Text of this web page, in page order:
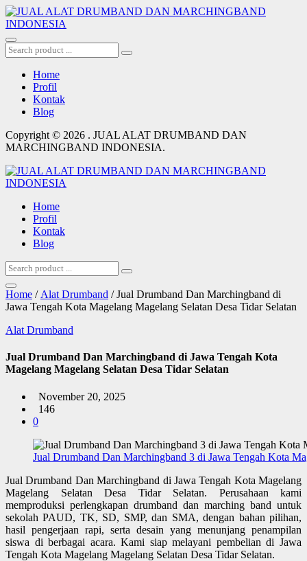
Home
Profil
Kontak
Blog
Copyright © 2026 . JUAL ALAT DRUMBAND DAN
MARCHINGBAND INDONESIA.
Home
Profil
Kontak
Blog
Home / Alat Drumband / Jual Drumband Dan Marchingband di
Jawa Tengah Kota Magelang Magelang Selatan Desa Tidar Selatan
Alat Drumband
Jual Drumband Dan Marchingband di Jawa Tengah Kota
Magelang Magelang Selatan Desa Tidar Selatan
November 20, 2025
146
0
Jual Drumband Dan Marchingband 3 di Jawa Tengah Kota
Jual Drumband Dan Marchingband di Jawa Tengah Kota Magelang
Magelang Selatan Desa Tidar Selatan. Perusahaan kami
memproduksi perlengkapan drumband dan marching band untuk
sekolah PAUD, TK, SD, SMP, dan SMA, dengan bahan pilihan,
hasil pengerjaan rapi, serta desain yang menunjang penampilan
siswa di berbagai acara. Kami siap melayani pembelian di Jawa
Tengah Kota Magelang Magelang Selatan Desa Tidar Selatan.